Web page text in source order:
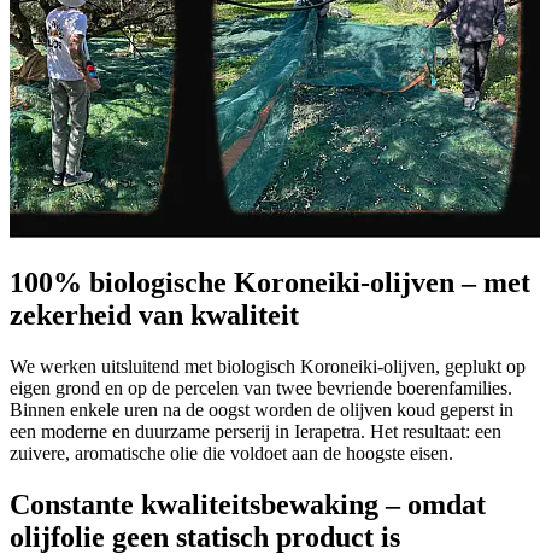
100% biologische Koroneiki-olijven – met
zekerheid van kwaliteit
We werken uitsluitend met biologisch Koroneiki-olijven, geplukt op
eigen grond en op de percelen van twee bevriende boerenfamilies.
Binnen enkele uren na de oogst worden de olijven koud geperst in
een moderne en duurzame perserij in Ierapetra. Het resultaat: een
zuivere, aromatische olie die voldoet aan de hoogste eisen.
Constante kwaliteitsbewaking – omdat
olijfolie geen statisch product is